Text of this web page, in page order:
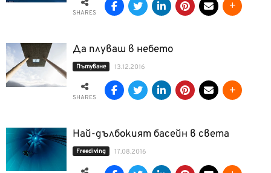
SHARES
Да плуваш в небето
Пътуване 13.12.2016
SHARES
Най-дълбокият басейн в света
Freediving 17.08.2016